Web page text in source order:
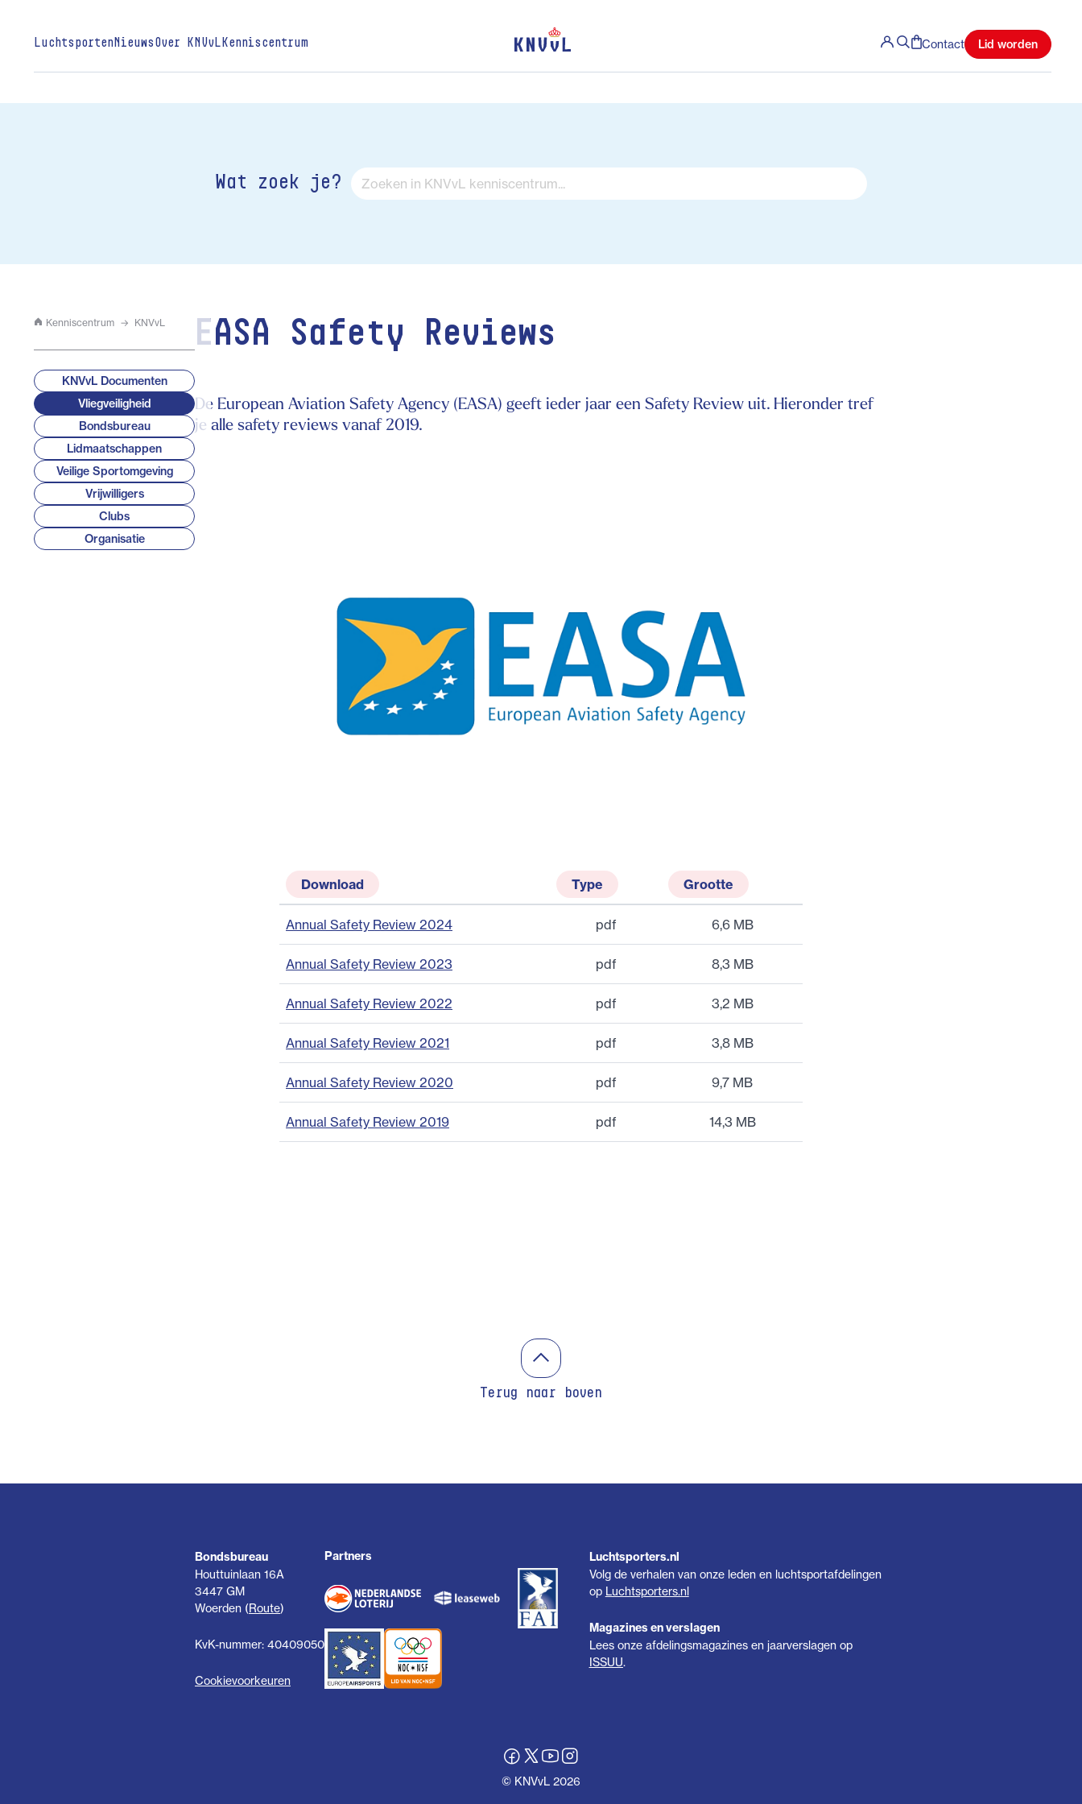
Luchtsporten Nieuws Over KNVvL Kenniscentrum Contact Lid worden
Wat zoek je?
Kenniscentrum KNVvL
KNVvL Documenten
Vliegveiligheid
Bondsbureau
Lidmaatschappen
Veilige Sportomgeving
Vrijwilligers
Clubs
Organisatie
EASA Safety Reviews
De European Aviation Safety Agency (EASA) geeft ieder jaar een Safety Review uit. Hieronder tref
je alle safety reviews vanaf 2019.
Download Type Grootte
Annual Safety Review 2024 pdf 6,6 MB
Annual Safety Review 2023 pdf 8,3 MB
Annual Safety Review 2022 pdf 3,2 MB
Annual Safety Review 2021 pdf 3,8 MB
Annual Safety Review 2020 pdf 9,7 MB
Annual Safety Review 2019 pdf 14,3 MB
Terug naar boven
Bondsbureau
Houttuinlaan 16A
3447 GM
Woerden (Route)
KvK-nummer: 40409050
Cookievoorkeuren
Partners Luchtsporters.nl
Volg de verhalen van onze leden en luchtsportafdelingen
op Luchtsporters.nl
Magazines en verslagen
Lees onze afdelingsmagazines en jaarverslagen op
ISSUU.
© KNVvL 2026